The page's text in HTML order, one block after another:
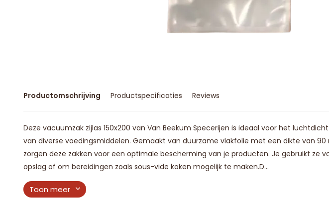
Productomschrijving Productspecificaties Reviews
Deze vacuumzak zijlas 150x200 van Van Beekum Specerijen is ideaal voor het
van diverse voedingsmiddelen. Gemaakt van duurzame vlakfolie met een dikte van 90
zorgen deze zakken voor een optimale bescherming van je producten. Je gebruikt ze
opslag of om bereidingen zoals sous-vide koken mogelijk te maken.D...
Toon meer